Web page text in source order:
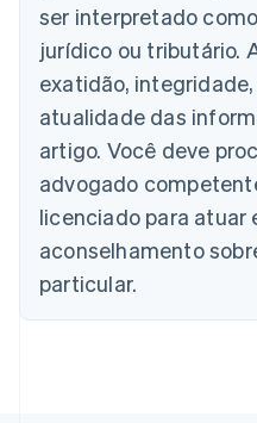
ser interpretado
jurídico ou tributário.
exatidão,
atualidade das
artigo. Você deve
advogado
licenciado para atuar
aconselhamento
particular.
Bélgica
Brasil
PortuguêsEnglish
Bulgária
Canadá
EnglishFrançais
China continental
简体中文English
Chipre
English
Croácia
EnglishItaliano